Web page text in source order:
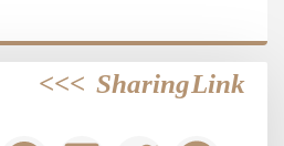
Sharing Link
>>>